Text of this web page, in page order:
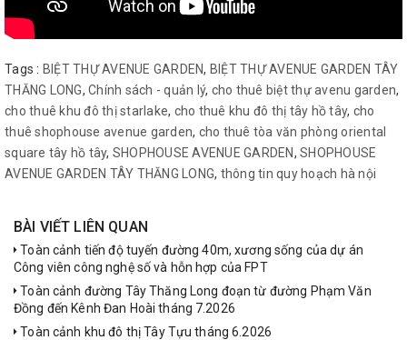
Tags : BIỆT THỰ AVENUE GARDEN, BIỆT THỰ AVENUE GARDEN TÂY
THĂNG LONG, Chính sách - quản lý, cho thuê biệt thự avenu garden,
cho thuê khu đô thị starlake, cho thuê khu đô thị tây hồ tây, cho
thuê shophouse avenue garden, cho thuê tòa văn phòng oriental
square tây hồ tây, SHOPHOUSE AVENUE GARDEN, SHOPHOUSE
AVENUE GARDEN TÂY THĂNG LONG, thông tin quy hoạch hà nội
BÀI VIẾT LIÊN QUAN
Toàn cảnh tiến độ tuyến đường 40m, xương sống của dự án
Công viên công nghệ số và hỗn hợp của FPT
Toàn cảnh đường Tây Thăng Long đoạn từ đường Phạm Văn
Đồng đến Kênh Đan Hoài tháng 7.2026
Toàn cảnh khu đô thị Tây Tựu tháng 6.2026